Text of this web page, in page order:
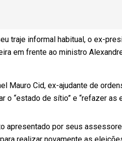
traje informal habitual, o ex-
em frente ao ministro
Mauro Cid, ex-ajudante de
o “estado de sítio” e “refazer as
apresentado por seus